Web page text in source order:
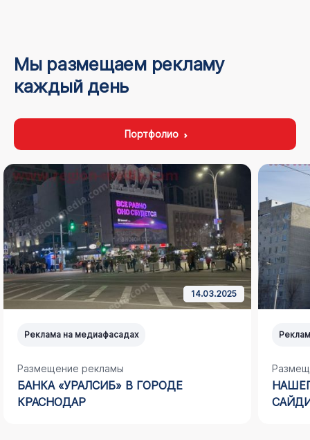
Мы размещаем рекламу
каждый день
Портфолио
14.03.2025
Реклама на медиафасадах
Размещение рекламы
БАНКА «УРАЛСИБ» В ГОРОДЕ
КРАСНОДАР